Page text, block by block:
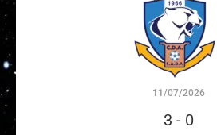
11/07/2026
3 - 0